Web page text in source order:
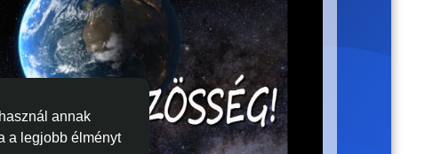
annak
a legjobb élményt